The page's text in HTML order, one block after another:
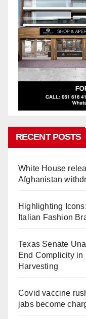
RECENT POSTS
White House
Afghanistan
Highlighting
Italian Fashion
Texas Senate
End Complicity in
Harvesting
Covid vaccine
jabs become